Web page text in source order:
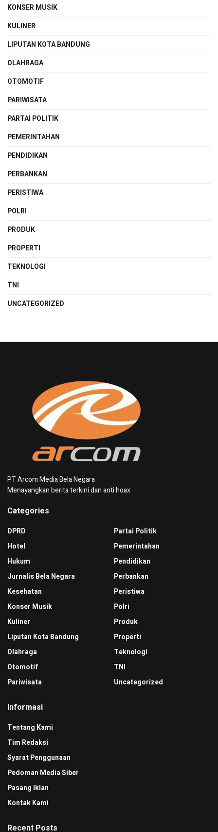
KONSER MUSIK
KULINER
LIPUTAN KOTA BANDUNG
OLAHRAGA
OTOMOTIF
PARIWISATA
PARTAI POLITIK
PEMERINTAHAN
PENDIDIKAN
PERBANKAN
PERISTIWA
POLRI
PRODUK
PROPERTI
TEKNOLOGI
TNI
UNCATEGORIZED
PT Arcom Media Bela Negara
Menayangkan berita terkini dan anti hoax
Categories
DPRD
Hotel
Hukum
Jurnalis Bela Negara
Kesehatan
Konser Musik
Kuliner
Liputan Kota Bandung
Olahraga
Otomotif
Pariwisata
Partai Politik
Pemerintahan
Pendidikan
Perbankan
Peristiwa
Polri
Produk
Properti
Teknologi
TNI
Uncategorized
Informasi
Tentang Kami
Tim Redaksi
Syarat Penggunaan
Pedoman Media Siber
Pasang Iklan
Kontak Kami
Recent Posts